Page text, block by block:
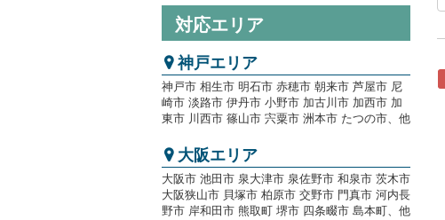
対応エリア
神戸エリア
神戸市 相生市 明石市 赤穂市 朝来市 芦屋市 尼
崎市 淡路市 伊丹市 小野市 加古川市 加西市 加
東市 川西市 篠山市 宍粟市 洲本市 たつの市、他
大阪エリア
大阪市 池田市 泉大津市 泉佐野市 和泉市 茨木市
大阪狭山市 貝塚市 柏原市 交野市 門真市 河内長
野市 岸和田市 熊取町 堺市 四条畷市 島本町、他